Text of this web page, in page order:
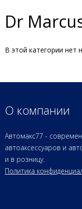
Dr
В этой категории нет
О компании
Автомакс77 -
автоаксессуаров и
и в розницу.
Политика